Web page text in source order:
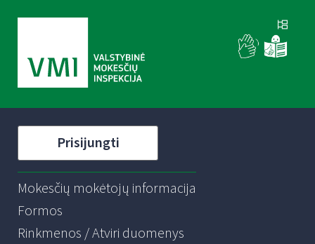
Prisijungti
Mokesčių mokėtojų informacija
Formos
Rinkmenos / Atviri duomenys